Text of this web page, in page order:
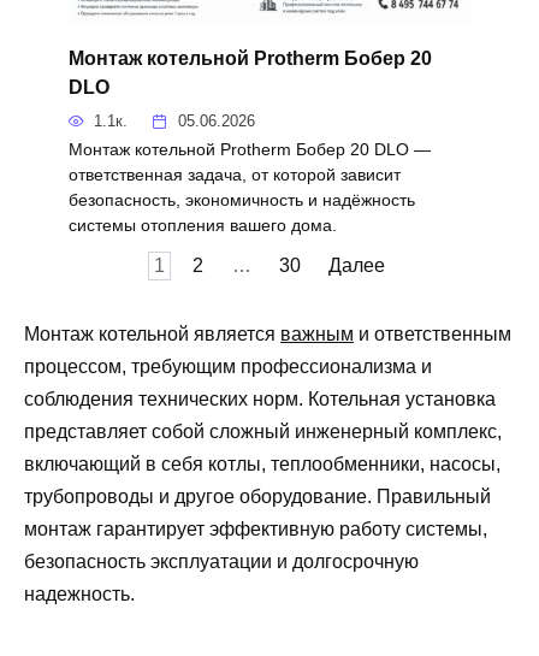
Монтаж котельной Protherm Бобер 20
DLO
1.1к. 05.06.2026
Монтаж котельной Protherm Бобер 20 DLO —
ответственная задача, от которой зависит
безопасность, экономичность и надёжность
системы отопления вашего дома.
1 2 … 30 Далее
Монтаж котельной является важным и ответственным
процессом, требующим профессионализма и
соблюдения технических норм. Котельная установка
представляет собой сложный инженерный комплекс,
включающий в себя котлы, теплообменники, насосы,
трубопроводы и другое оборудование. Правильный
монтаж гарантирует эффективную работу системы,
безопасность эксплуатации и долгосрочную
надежность.